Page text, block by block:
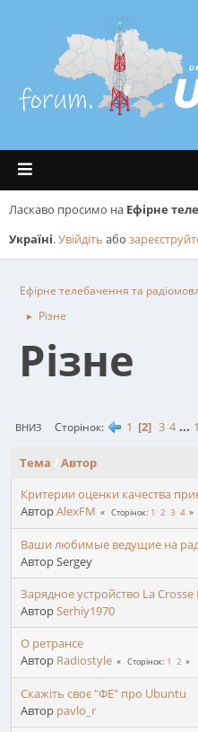
Ласкаво просимо на Ефірне
Україні.Увійдіть або
Ефірне телебачення та
► Різне
Різне
ВНИЗ Сторінок 1 2 3 4 ...
Тема
Автор
Критерии оценки качества
АвторAlexFM Сторінок 1 2 3 4
Ваши любимые ведущие на
Автор Sergey
Зарядное устройство La Crosse
АвторSerhiy1970
О ретрансе
Автор Radiostyle Сторінок 1 2
Скажіть своє "ФЕ" про Ubuntu
Автор pavlo_r